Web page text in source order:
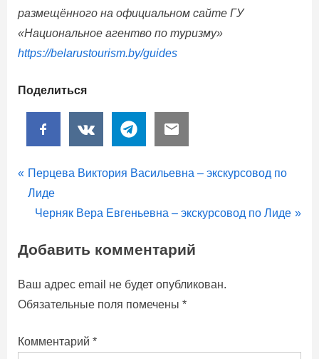
размещённого на официальном сайте ГУ
«Национальное агентво по туризму»
https://belarustourism.by/guides
Поделиться
Гиды.
Экскурсоводы
Навигация
по
P
r
i
u
s
o
Перцева Виктория Васильевна – экскурсовод по
Лиде
N
x
P
o
t
Черняк Вера Евгеньевна – экскурсовод по Лиде
Добавить комментарий
Ваш адрес email не будет опубликован.
Обязательные поля помечены *
Комментарий *